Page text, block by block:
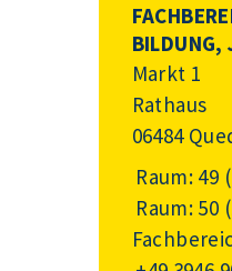
BILDUNG,
Markt 1
Rathaus
06484
Raum:
Raum: 50